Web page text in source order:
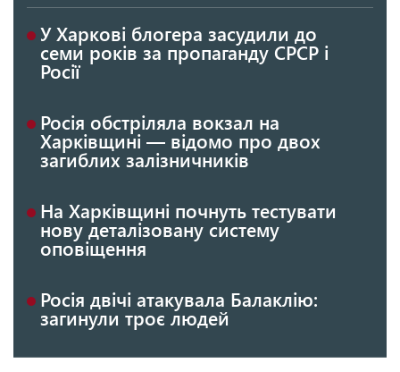
У Харкові блогера засудили до
семи років за пропаганду СРСР і
Росії
Росія обстріляла вокзал на
Харківщині — відомо про двох
загиблих залізничників
На Харківщині почнуть тестувати
нову деталізовану систему
оповіщення
Росія двічі атакувала Балаклію:
загинули троє людей